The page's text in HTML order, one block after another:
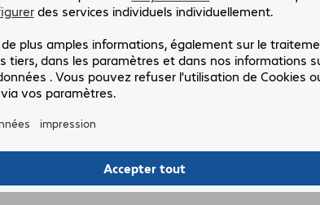
à Adobe Acrobat pour créer et modifier des PDF
cadre de vos déplacements, vous devez collaborer
Acrobat pour vous aider à réaliser vos projets.
créer, modifier et consulter des fichiers PDF
SharePoint, OneDrive, etc.), tout en bénéficiant de